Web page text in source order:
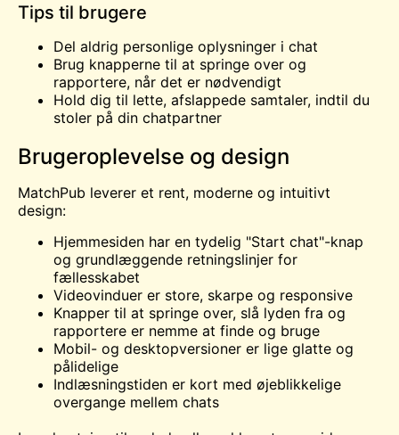
Tips til brugere
Del aldrig personlige oplysninger i chat
Brug knapperne til at springe over og
rapportere, når det er nødvendigt
Hold dig til lette, afslappede samtaler, indtil du
stoler på din chatpartner
Brugeroplevelse og design
MatchPub leverer et rent, moderne og intuitivt
design:
Hjemmesiden har en tydelig "Start chat"-knap
og grundlæggende retningslinjer for
fællesskabet
Videovinduer er store, skarpe og responsive
Knapper til at springe over, slå lyden fra og
rapportere er nemme at finde og bruge
Mobil- og desktopversioner er lige glatte og
pålidelige
Indlæsningstiden er kort med øjeblikkelige
overgange mellem chats